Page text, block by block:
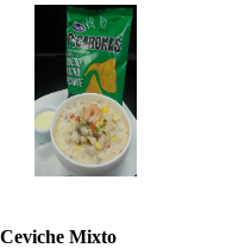
Ceviche Mixto